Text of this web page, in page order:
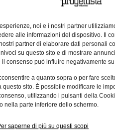
noi e i nostri partner
alle informazioni del dispositivo. Il
partner di elaborare dati personali
su questo sito e di mostrare
consenso può influire negativamente
a quanto sopra o per fare
questo sito. È possibile modificare le
utilizzando i pulsanti della
nella parte inferiore dello schermo.
saperne di più su questi scopi